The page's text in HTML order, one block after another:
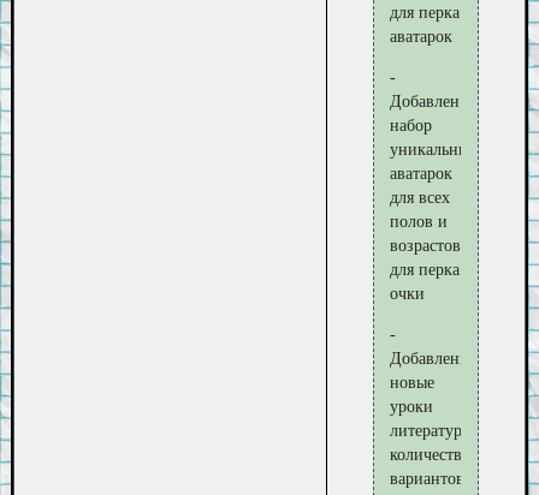
для перка
аватарок
-
Добавлен
набор
уникальных
аватарок
для всех
полов и
возрастов
для перка
очки
-
Добавлены
новые
уроки
литературы,
количество
вариантов